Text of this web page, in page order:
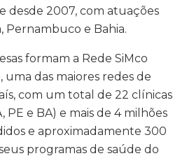
desde 2007, com atuações
Pernambuco e Bahia.
formam a Rede SiMco
das maiores redes de
com um total de 22 clínicas
PE e BA) e mais de 4 milhões
e aproximadamente 300
programas de saúde do